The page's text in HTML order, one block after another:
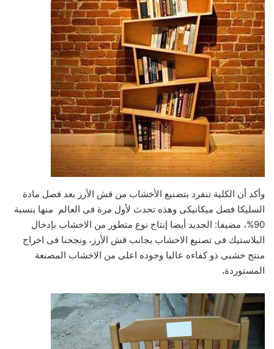
وأكد أن الكلية تنفرد بتصنيع الأخشاب من قش الأرز بعد فصل مادة
السليكا فصل ميكانيكى وهذه تحدث لأول مرة فى العالم منها بنسبة
90%، مضيفا: الجديد أيضا إنتاج نوع متطور من الاخشاب بإدخال
البلاستيك فى تصنيع الاخشاب بجانب قش الأرز، ونجحنا فى اخراج
منتج خشبى ذو كفاءه عاليا وجوده اعلى من الاخشاب المصنعة
المستوردة.